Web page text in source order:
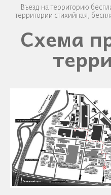
Въезд на территорию
территории стихийная,
Схема